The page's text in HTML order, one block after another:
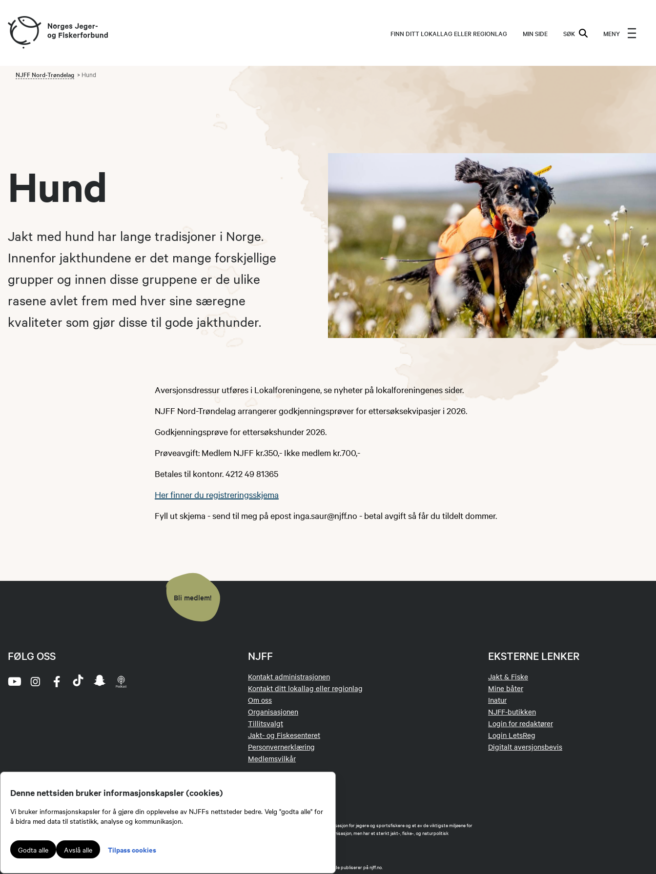
Denne nettsiden bruker informasjonskapsler (cookies)
Vi bruker informasjonskapsler for å gjøre din opplevelse av NJFFs nettsteder bedre. Velg "godta alle" for
å bidra med data til statistikk, analyse og kommunikasjon.
Godta alle Avslå alle Tilpass cookies
FINN DITT LOKALLAG ELLER REGIONLAG MIN SIDE SØK MENY
NJFF Nord-Trøndelag Hund
Hund
Jakt med hund har lange tradisjoner i Norge.
Innenfor jakthundene er det mange forskjellige
grupper og innen disse gruppene er de ulike
rasene avlet frem med hver sine særegne
kvaliteter som gjør disse til gode jakthunder.
Aversjonsdressur utføres i Lokalforeningene, se nyheter på lokalforeningenes sider.
NJFF Nord-Trøndelag arrangerer godkjenningsprøver for ettersøksekvipasjer i 2026.
Godkjenningsprøve for ettersøkshunder 2026.
Prøveavgift: Medlem NJFF kr.350,- Ikke medlem kr.700,-
Betales til kontonr. 4212 49 81365
Her finner du registreringsskjema
Fyll ut skjema - send til meg på epost inga.saur@njff.no ​​​​​- betal avgift så får du tildelt dommer.
Bli medlem!
NJFF
Kontakt administrasjonen
Kontakt ditt lokallag eller regionlag
Om oss
Organisasjonen
Tillitsvalgt
Jakt- og Fiskesenteret
Personvernerklæring
Medlemsvilkår
EKSTERNE LENKER
Jakt & Fiske
Mine båter
Inatur
NJFF-butikken
Login for redaktører
Login LetsReg
Digitalt aversjonsbevis
FØLG OSS
Norges Jeger- og Fiskerforbund (NJFF) er landets eneste landsdekkende organisasjon for jegere og sportsfiskere og et av de viktigste miljøene for
formidling av kunnskap om jakt og fiske i Norge. Vi er en partipolitisk nøytral organisasjon, men har et sterkt jakt-, fiske-, og naturpolitisk
Lokalforeninger tilsluttet Norges Jeger- og Fiskerforbund har ansvar for innhold de publiserer på njff.no.